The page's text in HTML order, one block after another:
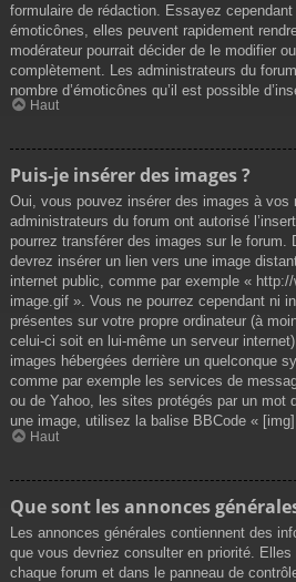
formulaire de rédaction. Essayez
émoticônes, elles peuvent rapidement
modérateur pourrait décider de le modifier
complètement. Les administrateurs du
nombre d’émoticônes qu’il est possible
Haut
Puis-je insérer des images ?
Oui, vous pouvez insérer des images à vos
administrateurs du forum ont autorisé
pourrez transférer des images sur le forum.
devrez insérer un lien vers une image
internet public, comme par exemple «
image.gif ». Vous ne pourrez cependant ni
présentes sur votre propre ordinateur (à
celui-ci soit en lui-même un serveur
images hébergées derrière un quelconque
comme par exemple les services de
ou de Yahoo, les sites protégés par un mot
une image, utilisez la balise BBCode «
Haut
Que sont les annonces
Les annonces générales contiennent des
que vous devriez consulter en priorité.
chaque forum et dans le panneau de